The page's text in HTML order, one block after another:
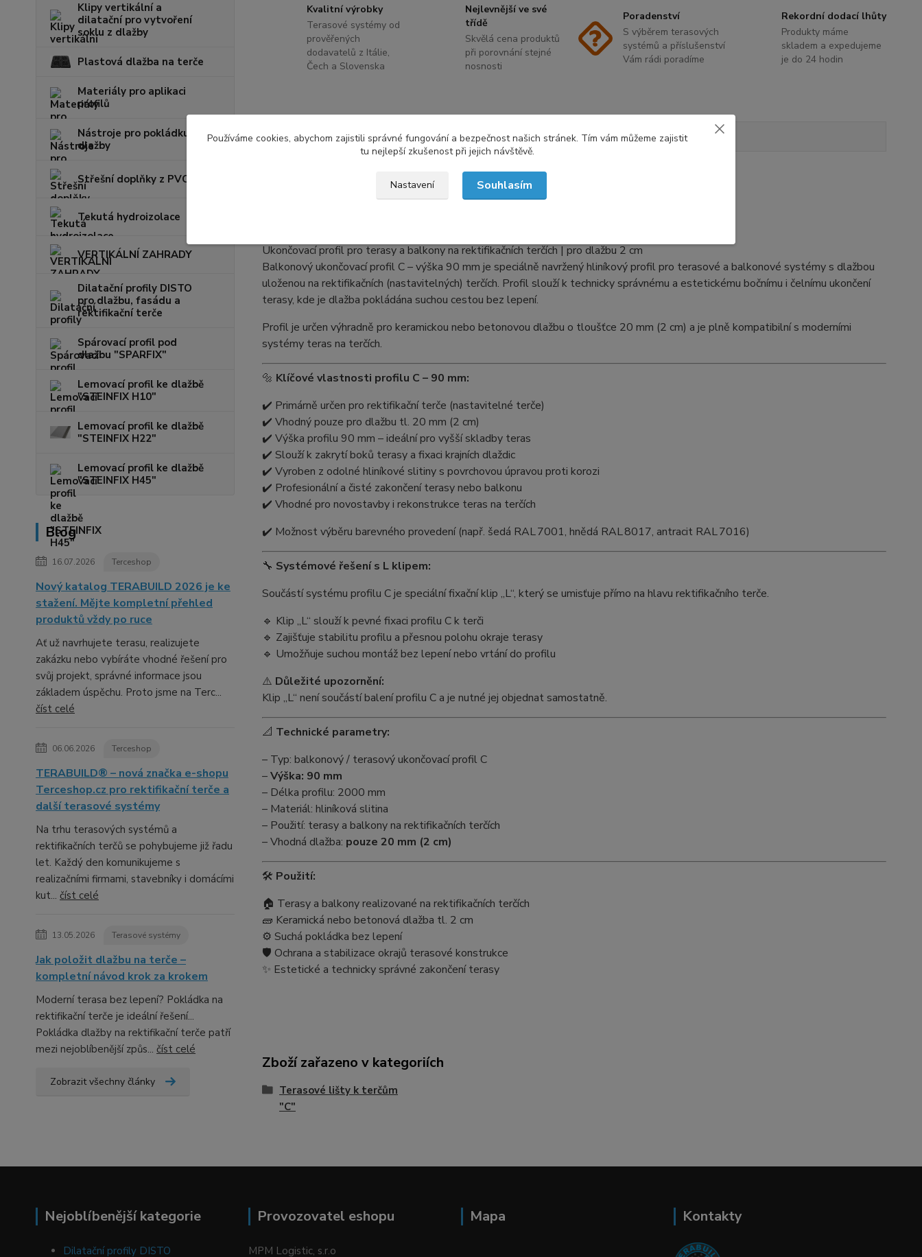
Klipy vertikální a
dilatační pro vytvoření
soklu z dlažby
Plastová dlažba na terče
Materiály pro aplikaci
profilů
Nástroje pro pokládku
dlažby
Střešní doplňky z PVC
Tekutá hydroizolace
VERTIKÁLNÍ ZAHRADY
Dilatační profily DISTO
pro dlažbu, fasádu a
rektifikační terče
Spárovací profil pod
dlažbu "SPARFIX"
Lemovací profil ke dlažbě
"STEINFIX H10"
Lemovací profil ke dlažbě
"STEINFIX H22"
Lemovací profil ke dlažbě
"STEINFIX H45"
Blog
16.07.2026 Terceshop
Nový katalog TERABUILD 2026 je ke
stažení. Mějte kompletní přehled
produktů vždy po ruce
Ať už navrhujete terasu, realizujete
zakázku nebo vybíráte vhodné řešení pro
svůj projekt, správné informace jsou
základem úspěchu. Proto jsme na Terc...
číst celé
06.06.2026 Terceshop
TERABUILD® – nová značka e-shopu
Terceshop.cz pro rektifikační terče a
další terasové systémy
Na trhu terasových systémů a
rektifikačních terčů se pohybujeme již řadu
let. Každý den komunikujeme s
realizačními firmami, stavebníky i domácími
kut... číst celé
13.05.2026 Terasové systémy
Jak položit dlažbu na terče –
kompletní návod krok za krokem
Moderní terasa bez lepení? Pokládka na
rektifikační terče je ideální řešení...
Pokládka dlažby na rektifikační terče patří
mezi nejoblíbenější způs... číst celé
Zobrazit všechny články
Kvalitní výrobky
Terasové systémy od
prověřených
dodavatelů z Itálie,
Čech a Slovenska
Nejlevnější ve své
třídě
Skvělá cena produktů
při porovnání stejné
nosnosti
Poradenství
S výběrem terasových
systémů a příslušenství
Vám rádi poradíme
Rekordní dodací lhůty
Produkty máme
skladem a expedujeme
je do 24 hodin
Kompletní specifikace Hodnocení 1
Kompletní specifikace
Ukončovací profil pro terasy a balkony na rektifikačních terčích | pro dlažbu 2 cm
Balkonový ukončovací profil C – výška 90 mm je speciálně navržený hliníkový profil pro terasové a balkonové systémy s dlažbou
uloženou na rektifikačních (nastavitelných) terčích. Profil slouží k technicky správnému a estetickému bočnímu i čelnímu ukončení
terasy, kde je dlažba pokládána suchou cestou bez lepení.
Profil je určen výhradně pro keramickou nebo betonovou dlažbu o tloušťce 20 mm (2 cm) a je plně kompatibilní s moderními
systémy teras na terčích.
🔩 Klíčové vlastnosti profilu C – 90 mm:
✔️ Primárně určen pro rektifikační terče (nastavitelné terče)
✔️ Vhodný pouze pro dlažbu tl. 20 mm (2 cm)
✔️ Výška profilu 90 mm – ideální pro vyšší skladby teras
✔️ Slouží k zakrytí boků terasy a fixaci krajních dlaždic
✔️ Vyroben z odolné hliníkové slitiny s povrchovou úpravou proti korozi
✔️ Profesionální a čisté zakončení terasy nebo balkonu
✔️ Vhodné pro novostavby i rekonstrukce teras na terčích
✔️ Možnost výběru barevného provedení (např. šedá RAL 7001, hnědá RAL 8017, antracit RAL 7016)
🔧 Systémové řešení s L klipem:
Součástí systému profilu C je speciální fixační klip „L“, který se umisťuje přímo na hlavu rektifikačního terče.
🔹 Klip „L“ slouží k pevné fixaci profilu C k terči
🔹 Zajišťuje stabilitu profilu a přesnou polohu okraje terasy
🔹 Umožňuje suchou montáž bez lepení nebo vrtání do profilu
⚠️ Důležité upozornění:
Klip „L“ není součástí balení profilu C a je nutné jej objednat samostatně.
📐 Technické parametry:
– Typ: balkonový / terasový ukončovací profil C
–Výška: 90 mm
– Délka profilu: 2000 mm
– Materiál: hliníková slitina
– Použití: terasy a balkony na rektifikačních terčích
– Vhodná dlažba: pouze 20 mm (2 cm)
🛠️ Použití:
🏠 Terasy a balkony realizované na rektifikačních terčích
🧱 Keramická nebo betonová dlažba tl. 2 cm
⚙️ Suchá pokládka bez lepení
🛡️ Ochrana a stabilizace okrajů terasové konstrukce
✨ Estetické a technicky správné zakončení terasy
Zboží zařazeno v kategoriích
Terasové lišty k terčům
"C"
Nejoblíbenější kategorie
Dilatační profily DISTO
Provozovatel eshopu
MPM Logistic, s.r.o
Mapa Kontakty
Používáme cookies, abychom zajistili správné fungování a bezpečnost našich stránek. Tím vám můžeme zajistit
tu nejlepší zkušenost při jejich návštěvě.
Nastavení Souhlasím